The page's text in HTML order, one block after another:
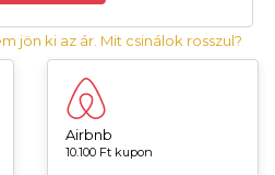
jön ki az ár. Mit csinálok rosszul?
Airbnb
10.100 Ft kupon